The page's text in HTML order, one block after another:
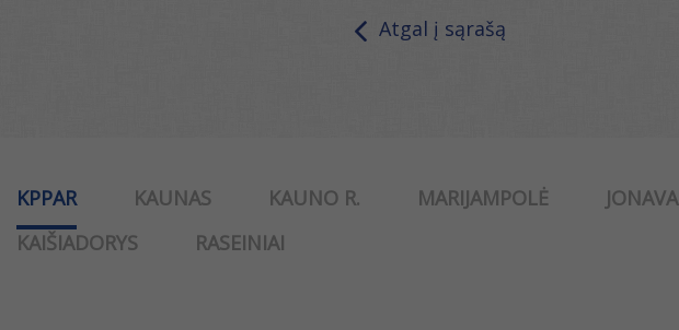
Atgal į sąrašą
KPPAR KAUNAS KAUNO R. MARIJAMPOLĖ JONAVA
KAIŠIADORYS
RASEINIAI